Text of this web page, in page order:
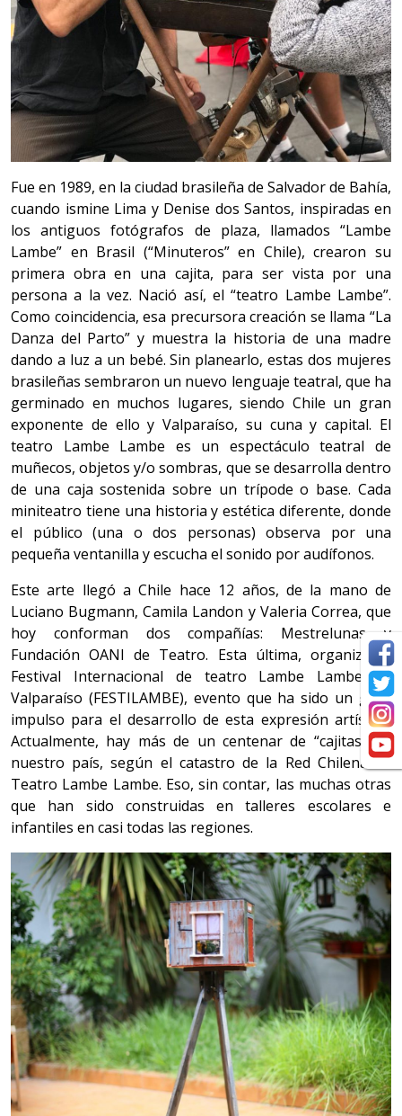
Fue en 1989, en la ciudad brasileña de Salvador de Bahía,
cuando ismine Lima y Denise dos Santos, inspiradas en
los antiguos fotógrafos de plaza, llamados “Lambe
Lambe” en Brasil (“Minuteros” en Chile), crearon su
primera obra en una cajita, para ser vista por una
persona a la vez. Nació así, el “teatro Lambe Lambe”.
Como coincidencia, esa precursora creación se llama “La
Danza del Parto” y muestra la historia de una madre
dando a luz a un bebé. Sin planearlo, estas dos mujeres
brasileñas sembraron un nuevo lenguaje teatral, que ha
germinado en muchos lugares, siendo Chile un gran
exponente de ello y Valparaíso, su cuna y capital. El
teatro Lambe Lambe es un espectáculo teatral de
muñecos, objetos y/o sombras, que se desarrolla dentro
de una caja sostenida sobre un trípode o base. Cada
miniteatro tiene una historia y estética diferente, donde
el público (una o dos personas) observa por una
pequeña ventanilla y escucha el sonido por audífonos.
Este arte llegó a Chile hace 12 años, de la mano de
Luciano Bugmann, Camila Landon y Valeria Correa, que
hoy conforman dos compañías: Mestrelunas y
Fundación OANI de Teatro. Esta última, organiza el
Festival Internacional de teatro Lambe Lambe de
Valparaíso (FESTILAMBE), evento que ha sido un gran
impulso para el desarrollo de esta expresión artística.
Actualmente, hay más de un centenar de “cajitas” en
nuestro país, según el catastro de la Red Chilena de
Teatro Lambe Lambe. Eso, sin contar, las muchas otras
que han sido construidas en talleres escolares e
infantiles en casi todas las regiones.